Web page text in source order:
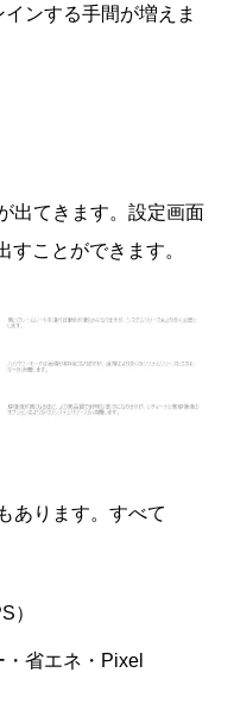
ンする手間が増えま
出てきます。設定画面
ことができます。
あります。すべて
）
省エネ・Pixel